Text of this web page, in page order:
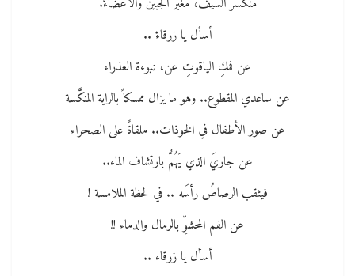
أسأل يا زرقاءْ ..
عن فمكِ الياقوتِ عن، نبوءة العذراء
عن ساعدي المقطوع.. وهو ما يزال ممسكاً بالراية المنكَّسة
عن صور الأطفال في الخوذات.. ملقاةً على الصحراء
عن جاريَ الذي يَهُمُّ بارتشاف الماء..
فيثقب الرصاصُ رأسَه .. في لحظة الملامسة !
عن الفم المحشوِّ بالرمال والدماء !!
أسأل يا زرقاء ..